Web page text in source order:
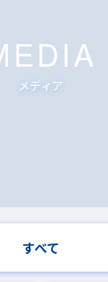
メディア
すべて